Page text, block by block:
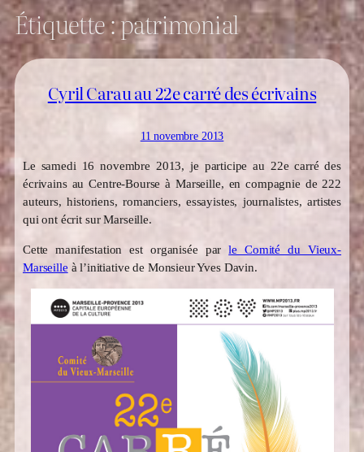
Étiquette :patrimonial
Cyril Carau au 22e carré des écrivains
11 novembre 2013
Le samedi 16 novembre 2013, je participe au 22e carré des
écrivains au Centre-Bourse à Marseille, en compagnie de 222
auteurs, historiens, romanciers, essayistes, journalistes, artistes
qui ont écrit sur Marseille.
Cette manifestation est organisée parle Comité du Vieux-
Marseille à l’initiative de Monsieur Yves Davin.